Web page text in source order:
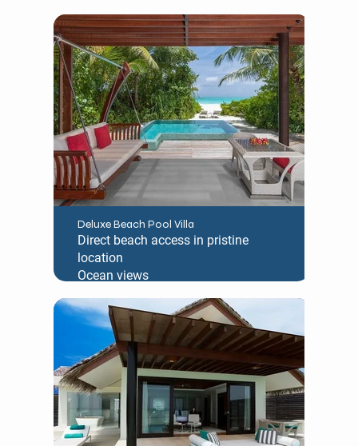
Deluxe Beach Pool Villa
Direct beach access in pristine
location
Ocean views